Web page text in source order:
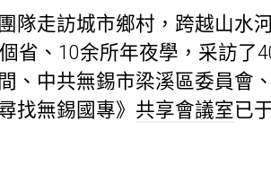
隊走訪城市鄉村，跨越山水
省、10余所年夜學，采訪了
、中共無錫市梁溪區委員會
找無錫國專》 共享會議室已